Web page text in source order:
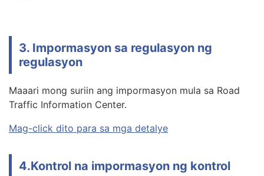
3. Impormasyon sa regulasyon ng
regulasyon
Maaari mong suriin ang impormasyon mula sa Road
Traffic Information Center.
Mag-click dito para sa mga detalye
4.Kontrol na impormasyon ng kontrol